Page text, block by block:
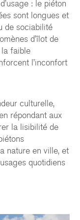
: le piéton
sont longues et
de sociabilité
d’îlot de
faible
l’inconfort
culturelle,
répondant aux
la lisibilité de
nature en ville, et
quotidiens